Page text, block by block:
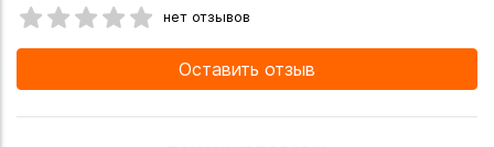
нет отзывов
Оставить отзыв